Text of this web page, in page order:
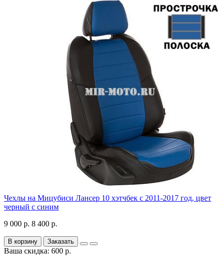
Чехлы на Мицубиси Лансер 10 хэтчбек с 2011-2017 год, цвет
черный с синим
9 000 р. 8 400 р.
В корзину Заказать
Ваша скидка: 600 р.